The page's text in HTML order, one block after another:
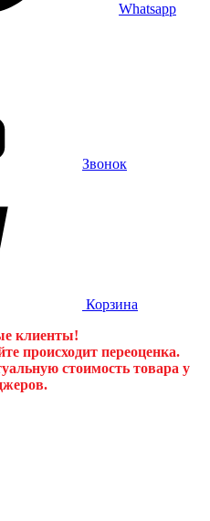
Whatsapp
Звонок
Корзина
клиенты!
происходит переоценка.
стоимость товара у